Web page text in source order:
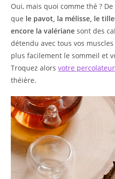
Oui, mais quoi comme thé ?
que le pavot, la mélisse, le
encore la valériane sont des
détendu avec tous vos
plus facilement le sommeil et
Troquez alorsvotre
théière.